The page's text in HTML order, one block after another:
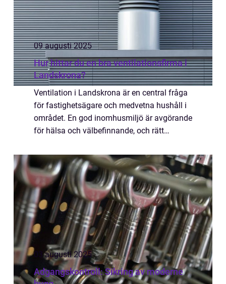
09 augusti 2025
Hur hittar du en bra ventilationsfirma i
Landskrona?
Ventilation i Landskrona är en central fråga
för fastighetsägare och medvetna hushåll i
området. En god inomhusmiljö är avgörande
för hälsa och välbefinnande, och rätt
03 augusti 2025
Adgangskontroll: Sikring av moderne